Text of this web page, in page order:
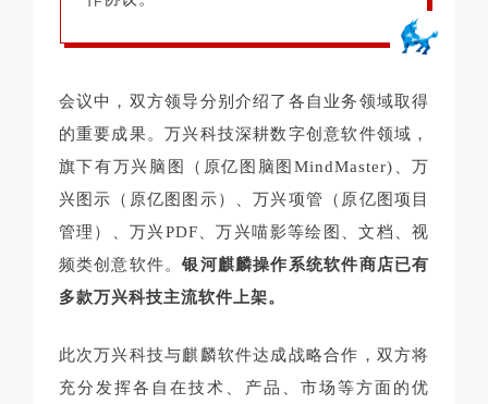
会议中，双方领导分别介绍了各自业务领域取得
的重要成果。万兴科技深耕数字创意软件领域，
旗下有万兴脑图（原亿图脑图MindMaster)、万
兴图示（原亿图图示）、万兴项管（原亿图项目
管理）、万兴PDF、万兴喵影等绘图、文档、视
频类创意软件。银河麒麟操作系统软件商店已有
多款万兴科技主流软件上架。
此次万兴科技与麒麟软件达成战略合作，双方将
充分发挥各自在技术、产品、市场等方面的优